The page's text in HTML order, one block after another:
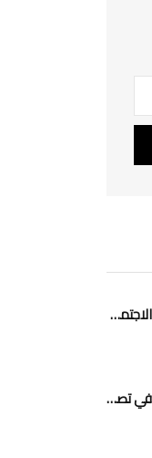
التسويق عبر وسائل التواصل الاجتماعي .. أسرار وأفكار
أهمية ودور الذكاء الصناعي في تصميم وتشغيل تطبيقات الجوال